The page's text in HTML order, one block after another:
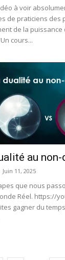
à voir
de praticiens des
de la
cours...
au
Juin 11, 2025
que nous
Réel. https://
gagner du